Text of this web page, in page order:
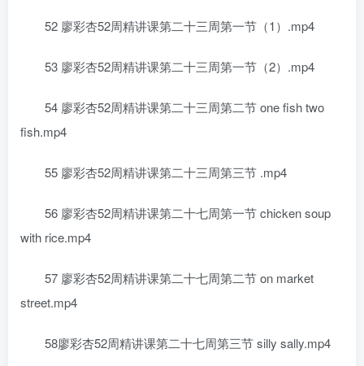
52 廖彩杏52周精讲课第二十三周第一节（1）.mp4
53 廖彩杏52周精讲课第二十三周第一节（2）.mp4
54 廖彩杏52周精讲课第二十三周第二节 one fish two
fish.mp4
55 廖彩杏52周精讲课第二十三周第三节 .mp4
56 廖彩杏52周精讲课第二十七周第一节 chicken soup
with rice.mp4
57 廖彩杏52周精讲课第二十七周第二节 on market
street.mp4
58廖彩杏52周精讲课第二十七周第三节 silly sally.mp4